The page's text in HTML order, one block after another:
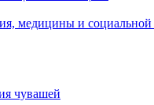
медицины и
чувашей